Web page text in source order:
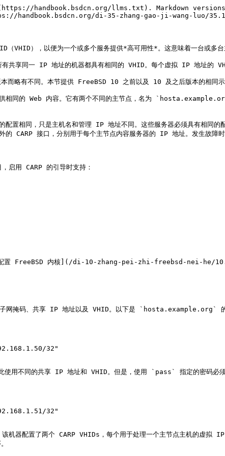
handbook.bsdcn.org/llms.txt). Markdown
handbook.bsdcn.org/di-35-zhang-gao-ji-wang-luo/
VHID），以便为一个或多个服务提供*高可用性*。这意味着一台或多台
共享同一 IP 地址的机器都具有相同的 VHID。每个虚拟 IP 地址的
略有不同。本节提供 FreeBSD 10 之前以及 10 及之后版本的相同示
供相同的 Web 内容。它有两个不同的主节点，名为
置相同，只是主机名和管理 IP 地址不同。这些服务器必须具有相同的
CARP 接口，分别用于每个主节点内容服务器的 IP 地址。发生故障
CARP 的引导时支持：
按 [配置 FreeBSD 内核](/di-10-zhang-pei-zhi-freebsd-nei-he/
掩码、共享 IP 地址以及 VHID。以下是 `hosta.example.org` 的
32"
不同的共享 IP 地址和 VHID。但是，使用 `pass` 指定的密码必须相
32"
配置了两个 CARP VHIDs，每个用于处理一个主节点主机的虚拟